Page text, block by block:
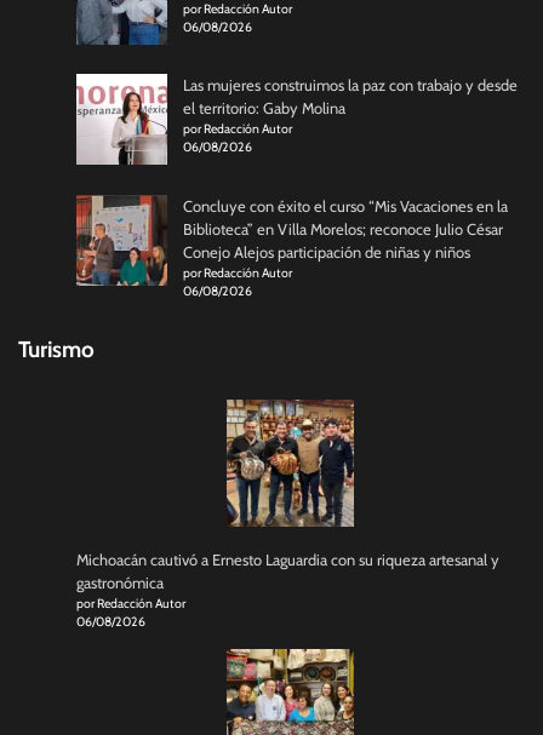
por Redacción Autor
06/08/2026
Las mujeres construimos la paz con trabajo y desde
el territorio: Gaby Molina
por Redacción Autor
06/08/2026
Concluye con éxito el curso “Mis Vacaciones en la
Biblioteca” en Villa Morelos; reconoce Julio César
Conejo Alejos participación de niñas y niños
por Redacción Autor
06/08/2026
Turismo
Michoacán cautivó a Ernesto Laguardia con su riqueza artesanal y
gastronómica
por Redacción Autor
06/08/2026